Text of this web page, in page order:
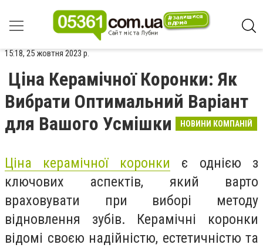
15:18, 25 жовтня 2023 р.
Ціна Керамічної Коронки: Як
Вибрати Оптимальний Варіант
для Вашого Усмішки
НОВИНИ КОМПАНІЙ
Ціна керамічної коронки є однією з
ключових аспектів, який варто
враховувати при виборі методу
відновлення зубів. Керамічні коронки
відомі своєю надійністю, естетичністю та